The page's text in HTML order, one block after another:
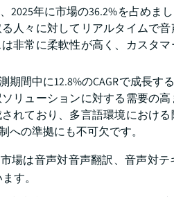
年に市場の36.2%を占めま
人々に対してリアルタイムで
非常に柔軟性が高く、カスタ
間中に12.8%のCAGRで成長
リューションに対する需要の
れており、多言語環境におけ
への準拠にも不可欠です。
市場は音声対音声翻訳、音声対
す。